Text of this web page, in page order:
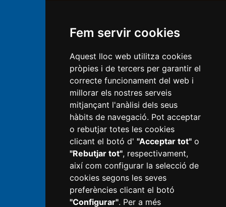
Fem servir cookies
Aquest lloc web utilitza cookies
pròpies i de tercers per garantir el
correcte funcionament del web i
millorar els nostres serveis
mitjançant l'anàlisi dels seus
hàbits de navegació. Pot acceptar
o rebutjar totes les cookies
clicant el botó d' "Acceptar tot"o
"Rebutjar tot", respectivament,
així com configurar la selecció de
cookies segons les seves
preferències clicant el botó
"Configurar". Per a més
Atenció al ciutadà
Mapa Web
Política de privacitat
Avís legal
Política de Cookies
Informació RGPD
Next Generation
Configurar cookies